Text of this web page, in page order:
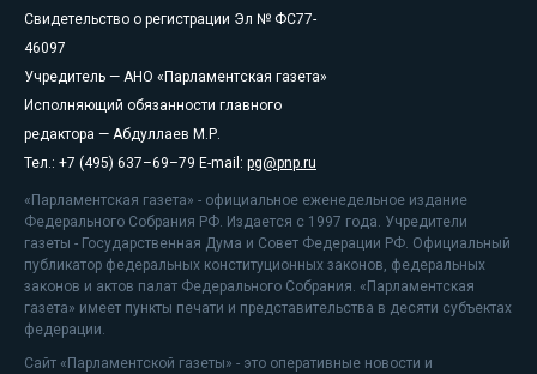
Свидетельство о регистрации Эл № ФС77-
46097
Учредитель — АНО «Парламентская газета»
Исполняющий обязанности главного
редактора — Абдуллаев М.Р.
Тел.: +7 (495) 637–69–79 E-mail: pg@pnp.ru
«Парламентская газета» - официальное еженедельное издание
Федерального Собрания РФ. Издается с 1997 года. Учредители
газеты - Государственная Дума и Совет Федерации РФ. Официальный
публикатор федеральных конституционных законов, федеральных
законов и актов палат Федерального Собрания. «Парламентская
газета» имеет пункты печати и представительства в десяти субъектах
федерации.
Сайт «Парламентской газеты» - это оперативные новости и